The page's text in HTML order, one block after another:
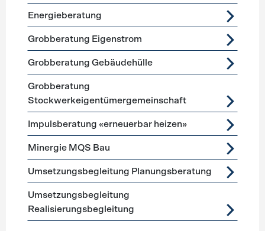
Energieberatung
Grobberatung Eigenstrom
Grobberatung Gebäudehülle
Grobberatung
Stockwerkeigentümergemeinschaft
Impulsberatung «erneuerbar heizen»
Minergie MQS Bau
Umsetzungsbegleitung Planungsberatung
Umsetzungsbegleitung
Realisierungsbegleitung